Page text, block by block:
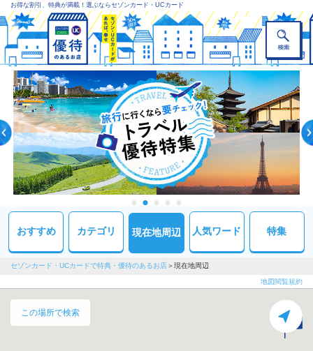
お得な割引、特典が満載！選ぶならセゾンカード・UCカード
おすすめ カテゴリ 現在地周辺 人気ワード 特集
セゾンカード・UCカードで特典・優待のあるお店 現在地周辺
地図閲覧規約
この場所で検索